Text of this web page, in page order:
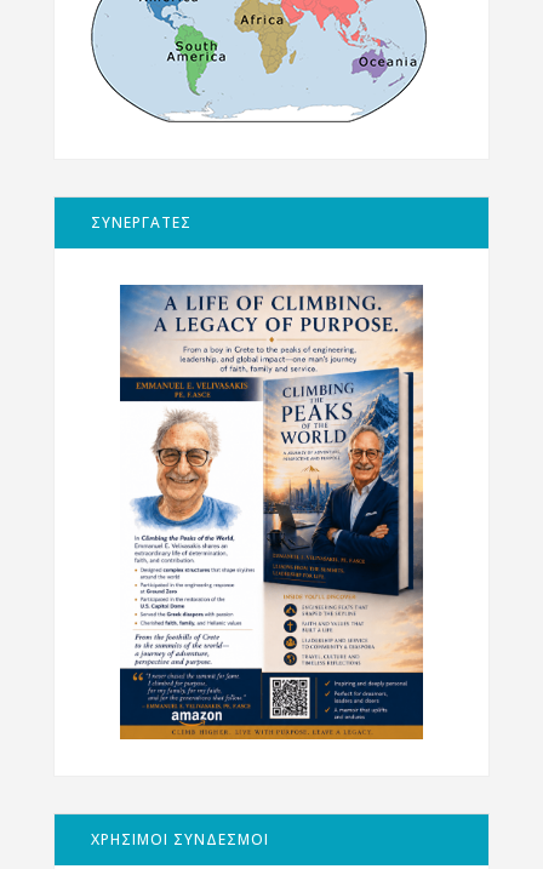
ΣΥΝΕΡΓΑΤΕΣ
ΧΡΗΣΙΜΟΙ ΣΥΝΔΕΣΜΟΙ